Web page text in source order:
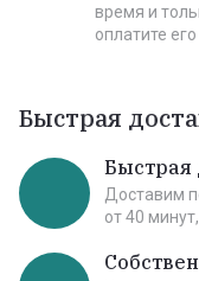
время и
оплатите
Быстрая
Быстрая
Доставим
от 40